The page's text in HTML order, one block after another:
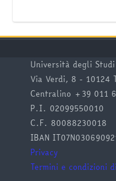
Università degli
Via Verdi, 8 - 10124
Centralino +39 011
P.I. 02099550010
C.F. 80088230018
IBAN
Privacy
Termini e condizioni